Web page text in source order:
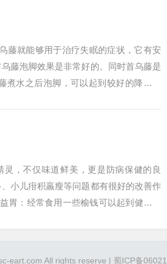
藤就能够用于治疗失眠的症状，它有安
藤泡脚效果是非常好的。同时首乌藤是
水之后泡脚，可以起到较好的降压作
，不仅味道鲜美，更是防病保健的良
小儿疳积羸瘦等问题都有很好的改善作
胃：经常食用一些榆钱可以起到健脾益
eart.com All rights reserve | 蜀ICP备